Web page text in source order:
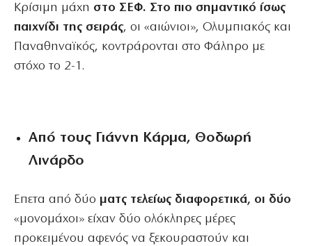
Κρίσιμη μάχη στο ΣΕΦ. Στο πιο σημαντικό ίσως
παιχνίδι της σειράς, οι «αιώνιοι», Ολυμπιακός και
Παναθηναϊκός, κοντράρονται στο Φάληρο με
στόχο το 2-1.
Από τους Γιάννη Κάρμα, Θοδωρή
Λινάρδο
Επετα από δύο ματς τελείως διαφορετικά, οι δύο
«μονομάχοι» είχαν δύο ολόκληρες μέρες
προκειμένου αφενός να ξεκουραστούν και